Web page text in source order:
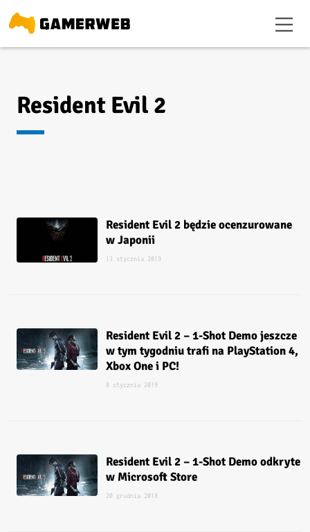
Resident Evil 2
Resident Evil 2 będzie ocenzurowane
w Japonii
13 stycznia 2019
Resident Evil 2 – 1-Shot Demo jeszcze
w tym tygodniu trafi na PlayStation 4,
Xbox One i PC!
8 stycznia 2019
Resident Evil 2 – 1-Shot Demo odkryte
w Microsoft Store
20 grudnia 2018